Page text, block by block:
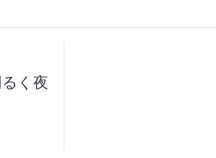
く夜